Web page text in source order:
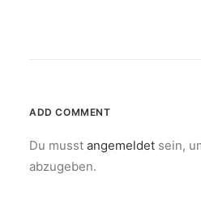
ADD COMMENT
Du musst angemeldet sein,
abzugeben.